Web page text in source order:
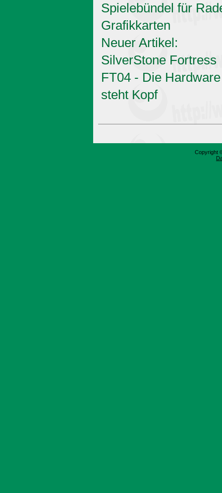
Spielebündel für
Grafikkarten
Neuer Artikel:
SilverStone Fortress
FT04 - Die Hardware
steht Kopf
Copyright